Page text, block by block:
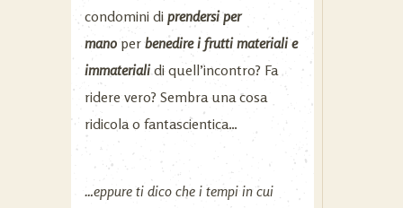
condomini di prendersi per
mano perbenedire i frutti materiali e
immaterialidi quell’incontro? Fa
ridere vero? Sembra una cosa
ridicola o fantascientica…
…eppure ti dico che i tempi in cui